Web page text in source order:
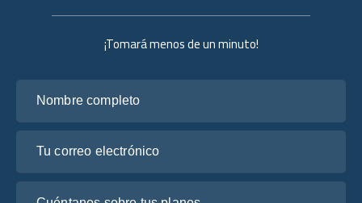
¡Tomará menos de un minuto!